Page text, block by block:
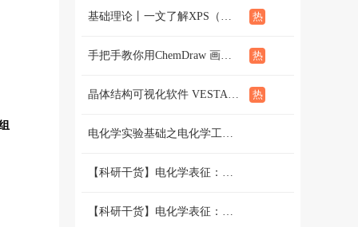
基础理论丨一文了解XPS（概念、定性定量分析、分析方法、谱线结构）
手把手教你用ChemDraw 画化学结构式：基础篇
晶体结构可视化软件 VESTA使用教程（下篇）
电化学实验基础之电化学工作站篇 （二）三电极和两电极体系的搭建 和测试
【科研干货】电化学表征：循环伏安法详解（上）
【科研干货】电化学表征：循环伏安法详解（下）